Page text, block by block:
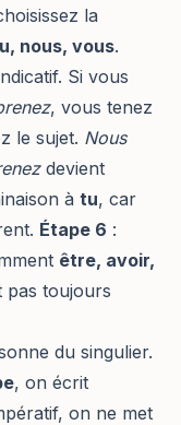
la
nous, vous.
Si vous
, vous tenez
le sujet. Nous
devient
à tu, car
Étape 6 :
être, avoir,
pas toujours
du singulier.
, on écrit
on ne met